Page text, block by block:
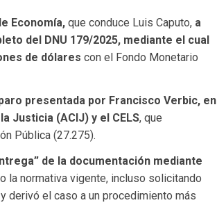
Economía, que conduce Luis Caputo, a
del DNU 179/2025, mediante el cual
de dólares con el Fondo Monetario
presentada por Francisco Verbic, en
Justicia (ACIJ) y el CELS, que
Pública (27.275).
de la documentación mediante
la normativa vigente, incluso solicitando
derivó el caso a un procedimiento más